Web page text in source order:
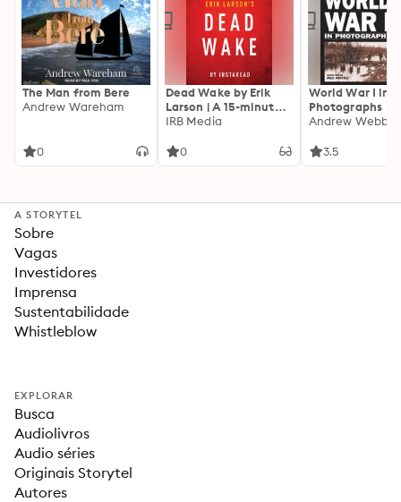
The Man from Bere
Andrew Wareham
0
Dead Wake by Erik
Larson | A 15-minute
Summary & Analysis:
the Lusitania
IRB Media
0
World War I in
Photographs
Andrew Webb
3.5
A STORYTEL
Sobre
Vagas
Investidores
Imprensa
Sustentabilidade
Whistleblow
EXPLORAR
Busca
Audiolivros
Audio séries
Originais Storytel
Autores